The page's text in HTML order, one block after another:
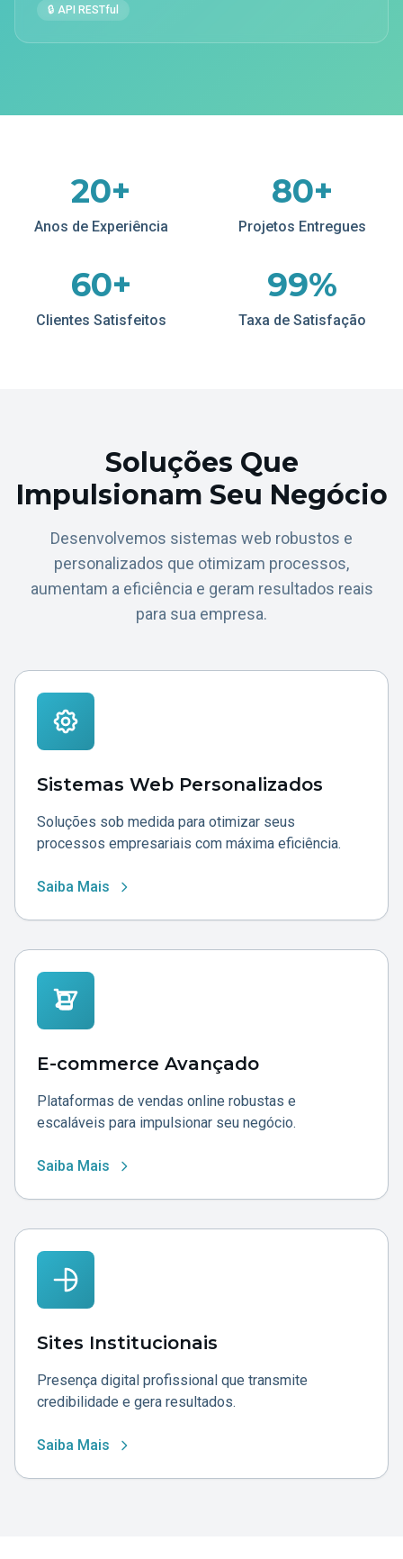
🔒 API RESTful
20+
Anos de Experiência
80+
Projetos Entregues
60+
Clientes Satisfeitos
99%
Taxa de Satisfação
Soluções Que
Impulsionam Seu Negócio
Desenvolvemos sistemas web robustos e
personalizados que otimizam processos,
aumentam a eficiência e geram resultados reais
para sua empresa.
Sistemas Web Personalizados
Soluções sob medida para otimizar seus
processos empresariais com máxima eficiência.
Saiba Mais
E-commerce Avançado
Plataformas de vendas online robustas e
escaláveis para impulsionar seu negócio.
Saiba Mais
Sites Institucionais
Presença digital profissional que transmite
credibilidade e gera resultados.
Saiba Mais